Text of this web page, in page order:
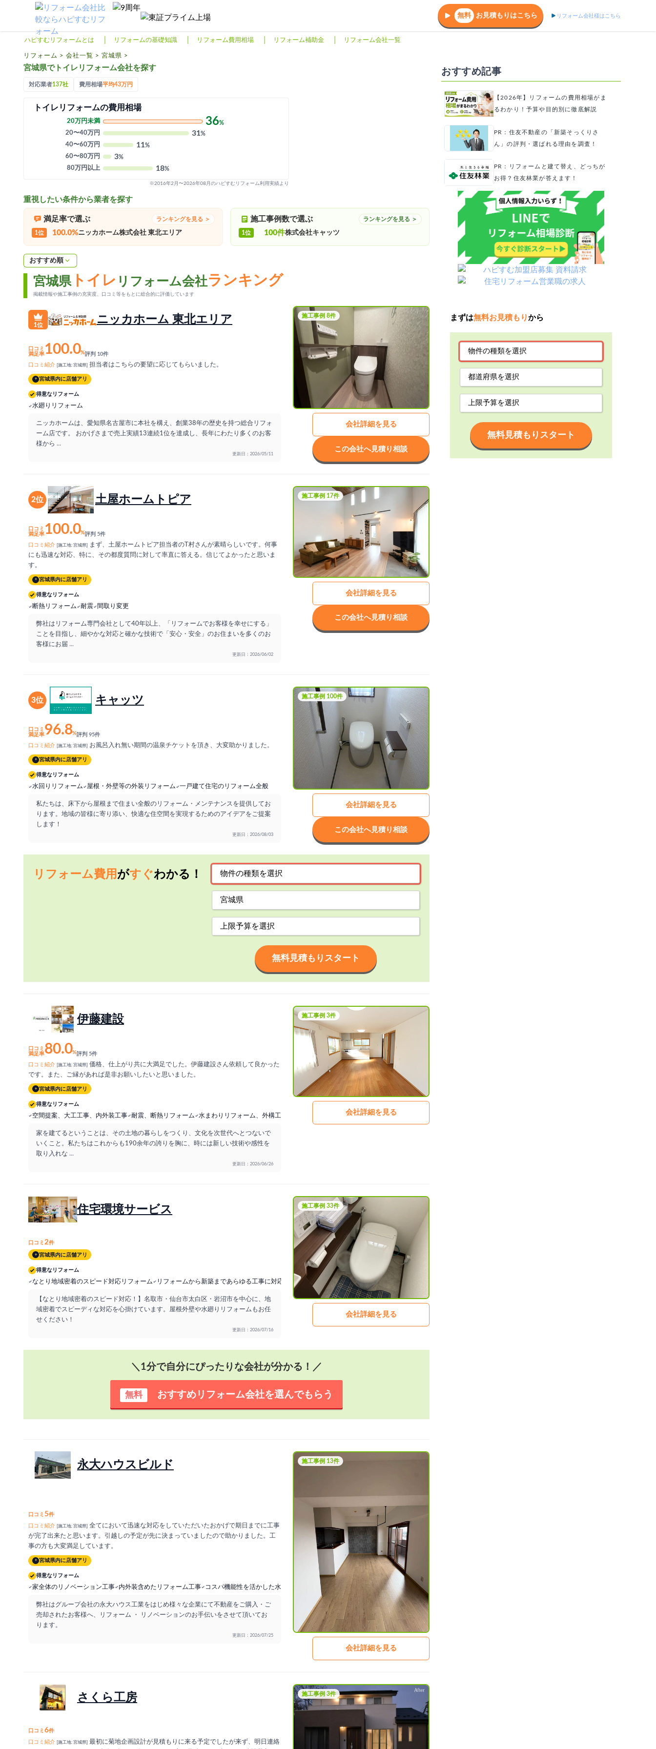
リフォームTOP
ハピすむリフォームとは
リフォームの基礎知識
リフォーム会社一覧
閉じる
無料 お見積もりはこちら リフォーム会社様はこちら
ハピすむリフォームとは リフォームの基礎知識 リフォーム費用相場 リフォーム補助金 リフォーム会社一覧
リフォーム > 会社一覧 > 宮城県 >
宮城県でトイレリフォーム会社を探す
対応業者137社 費用相場平均43万円
トイレリフォームの費用相場
20万円未満 36%
20〜40万円 31%
40〜60万円 11%
60〜80万円 3%
80万円以上 18%
※2016年2月〜2026年08月のハピすむリフォーム利用実績より
重視したい条件から業者を探す
満足率で選ぶ ランキングを見る ＞
1位 100.0%ニッカホーム株式会社 東北エリア
施工事例数で選ぶ ランキングを見る ＞
1位 100件株式会社キャッツ
おすすめ順
宮城県トイレ リフォーム会社ランキング
掲載情報や施工事例の充実度、口コミ等をもとに総合的に評価しています
1位 ニッカホーム 東北エリア
口コミ
満足率100.0%評判 10件
口コミ紹介
[施工地: 宮城県] 担当者はこちらの要望に応じてもらいました。
+ 宮城県内に店舗アリ
得意なリフォーム
水廻りリフォーム
ニッカホームは、愛知県名古屋市に本社を構え、創業38年の歴史を持つ総合リフォ
ーム店です。 おかげさまで売上実績13連続1位を達成し、長年にわたり多くのお客
様から ...
更新日：2026/05/11
施工事例 8件
会社詳細を見る
この会社へ見積り相談
2位 土屋ホームトピア
口コミ
満足率100.0%評判 5件
口コミ紹介
[施工地: 宮城県]
まず、土屋ホームトピア担当者のT村さんが素晴らしいです。何事
にも迅速な対応、特に、その都度質問に対して率直に答える。信じてよかったと思いま
す。
+ 宮城県内に店舗アリ
得意なリフォーム
断熱リフォーム 耐震 間取り変更
弊社はリフォーム専門会社として40年以上、「リフォームでお客様を幸せにする」
ことを目指し、細やかな対応と確かな技術で「安心・安全」のお住まいを多くのお
客様にお届 ...
更新日：2026/06/02
施工事例 17件
会社詳細を見る
この会社へ見積り相談
3位 キャッツ
口コミ
満足率96.8%評判 95件
口コミ紹介
[施工地: 宮城県] お風呂入れ無い期間の温泉チケットを頂き、大変助かりました。
+ 宮城県内に店舗アリ
得意なリフォーム
水回りリフォーム 屋根・外壁等の外装リフォーム 一戸建て住宅のリフォーム全般
私たちは、床下から屋根まで住まい全般のリフォーム・メンテナンスを提供してお
ります。地域の皆様に寄り添い、快適な住空間を実現するためのアイデアをご提案
します！
更新日：2026/08/03
施工事例 100件
会社詳細を見る
この会社へ見積り相談
リフォーム費用 がすぐわかる！
無料見積もりスタート
伊藤建設
口コミ
満足率80.0%評判 5件
口コミ紹介 [施工地: 宮城県] 価格、仕上がり共に大満足でした。伊藤建設さん依頼して良かった
です。また、ご縁があれば是非お願いしたいと思いました。
+ 宮城県内に店舗アリ
得意なリフォーム
空間提案、大工工事、内外装工事 耐震、断熱リフォーム 水まわりリフォーム、外構工事
家を建てるということは、その土地の暮らしをつくり、文化を次世代へとつないで
いくこと。私たちはこれからも190余年の誇りを胸に、時には新しい技術や感性を
取り入れな ...
更新日：2026/06/26
施工事例 3件
会社詳細を見る
住宅環境サービス
口コミ 2件
+ 宮城県内に店舗アリ
得意なリフォーム
なとり地域密着のスピード対応リフォーム リフォームから新築まであらゆる工事に対応可能 水廻りも外装も内装もおうちまるごとリフォーム
【なとり地域密着のスピード対応！】名取市・仙台市太白区・岩沼市を中心に、地
域密着でスピーディな対応を心掛けています。屋根外壁や水廻りリフォームもお任
せください！
更新日：2026/07/16
施工事例 33件
会社詳細を見る
＼1分で自分にぴったりな会社が分かる！／
無料 おすすめリフォーム会社を選んでもらう
永大ハウスビルド
口コミ 5件
口コミ紹介 [施工地: 宮城県]
全てにおいて迅速な対応をしていただいたおかげで期日までに工事
が完了出来たと思います。引越しの予定が先に決まっていましたので助かりました。工
事の方も大変満足しています。
+ 宮城県内に店舗アリ
得意なリフォーム
家全体のリノベーション工事 内外装含めたリフォーム工事 コスパ機能性を活かした水廻り工事
弊社はグループ会社の永大ハウス工業をはじめ様々な企業にて不動産をご購入・ご
売却されたお客様へ、リフォーム ・ リノベーションのお手伝いをさせて頂いてお
ります。
更新日：2026/07/25
施工事例 13件
会社詳細を見る
さくら工房
口コミ 6件
口コミ紹介 [施工地: 宮城県]
最初に菊地企画設計が見積もりに来る予定でしたが来ず、明日連絡
施工事例 3件
おすすめ記事
【2026年】リフォームの費用相場がま
るわかり！予算や目的別に徹底解説
PR：住友不動産の「新築そっくりさ
ん」の評判・選ばれる理由を調査！
PR：リフォームと建て替え、どっちが
お得？住友林業が答えます！
まずは無料お見積もりから
無料見積もりスタート